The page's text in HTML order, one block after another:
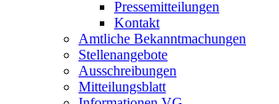
Pressemitteilungen
Kontakt
Amtliche Bekanntmachungen
Stellenangebote
Ausschreibungen
Mitteilungsblatt